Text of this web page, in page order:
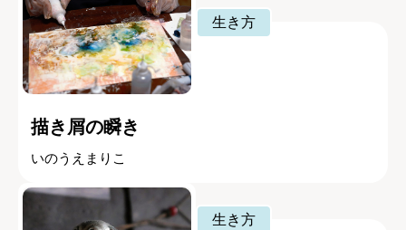
生き方
描き屑の瞬き
いのうえまりこ
生き方